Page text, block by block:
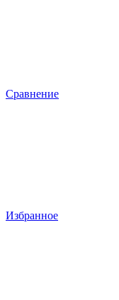
Сравнение
Избранное